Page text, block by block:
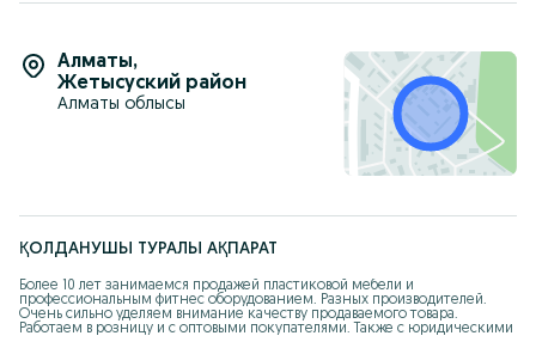
Алматы,
Жетысуский район
Алматы облысы
ҚОЛДАНУШЫ ТУРАЛЫ АҚПАРАТ
Более 10 лет занимаемся продажей пластиковой мебели и
профессиональным фитнес оборудованием. Разных производителей.
Очень сильно уделяем внимание качеству продаваемого товара.
Работаем в розницу и с оптовыми покупателями. Также с юридическими